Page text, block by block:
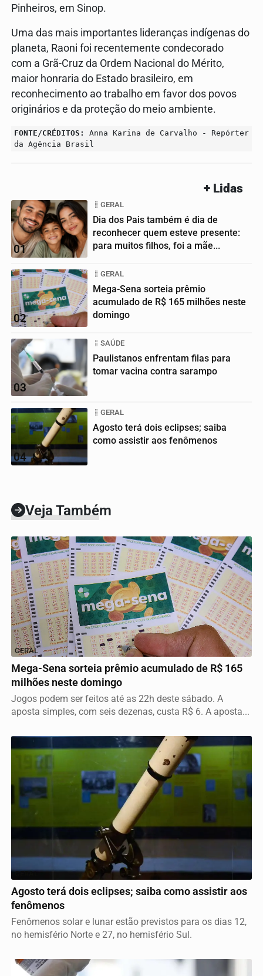
Pinheiros, em Sinop.
Uma das mais importantes lideranças indígenas do
planeta, Raoni foi recentemente condecorado
com a Grã-Cruz da Ordem Nacional do Mérito,
maior honraria do Estado brasileiro, em
reconhecimento ao trabalho em favor dos povos
originários e da proteção do meio ambiente.
FONTE/CRÉDITOS:
Anna Karina de Carvalho - Repórter
da Agência Brasil
+ Lidas
01
GERAL
Dia dos Pais também é dia de
reconhecer quem esteve presente:
para muitos filhos, foi a mãe...
02
GERAL
Mega-Sena sorteia prêmio
acumulado de R$ 165 milhões neste
domingo
03
SAÚDE
Paulistanos enfrentam filas para
tomar vacina contra sarampo
04
GERAL
Agosto terá dois eclipses; saiba
como assistir aos fenômenos
Veja Também
GERAL
Mega-Sena sorteia prêmio acumulado de R$ 165
milhões neste domingo
Jogos podem ser feitos até as 22h deste sábado. A
aposta simples, com seis dezenas, custa R$ 6. A aposta...
GERAL
Agosto terá dois eclipses; saiba como assistir aos
fenômenos
Fenômenos solar e lunar estão previstos para os dias 12,
no hemisfério Norte e 27, no hemisfério Sul.